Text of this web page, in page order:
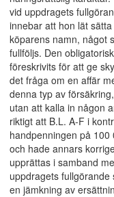
vid uppdragets
innebar att hon lät
köparens namn, något
fullföljs. Den
föreskrivits för att ge
det fråga om en affär
denna typ av
utan att kalla in någon
riktigt att B.L. A-F i
handpenningen på
och hade annars
upprättas i samband
uppdragets
en jämkning av